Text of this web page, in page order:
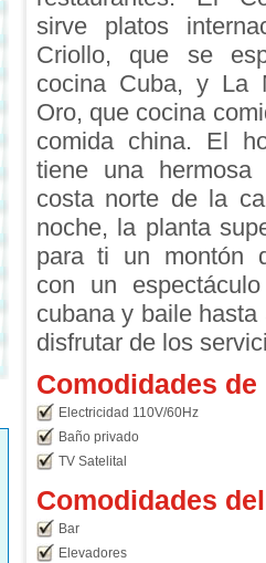
sirve platos
Criollo, que se
cocina Cuba, y La
Oro, que cocina
comida china. El
tiene una
costa norte de la
noche, la planta
para ti un montón
con un
cubana y baile
disfrutar de los
Comodidades
Electricidad 110V/60Hz
Baño privado
TV Satelital
Comodidades
Bar
Elevadores